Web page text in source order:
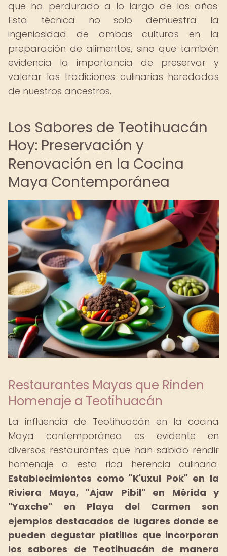
que ha perdurado a lo largo de los años.
Esta técnica no solo demuestra la
ingeniosidad de ambas culturas en la
preparación de alimentos, sino que también
evidencia la importancia de preservar y
valorar las tradiciones culinarias heredadas
de nuestros ancestros.
Los Sabores de Teotihuacán
Hoy: Preservación y
Renovación en la Cocina
Maya Contemporánea
Restaurantes Mayas que Rinden
Homenaje a Teotihuacán
La influencia de Teotihuacán en la cocina
Maya contemporánea es evidente en
diversos restaurantes que han sabido rendir
homenaje a esta rica herencia culinaria.
Establecimientos como "K'uxul Pok" en la
Riviera Maya, "Ajaw Pibil" en Mérida y
"Yaxche" en Playa del Carmen son
ejemplos destacados de lugares donde se
pueden degustar platillos que incorporan
los sabores de Teotihuacán de manera